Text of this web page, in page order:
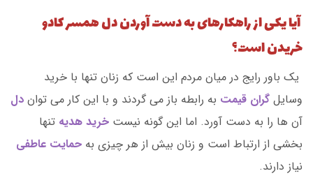
آیا یکی از راهکارهای به دست آوردن دل همسر کادو
خریدن است؟
یک باور رایج در میان مردم این است که زنان تنها با خرید
وسایل گران قیمت به رابطه باز می گردند و با این کار می توان دل
آن ها را به دست آورد. اما این گونه نیست خرید هدیه تنها
بخشی از ارتباط است و زنان بیش از هر چیزی به حمایت عاطفی
نیاز دارند.